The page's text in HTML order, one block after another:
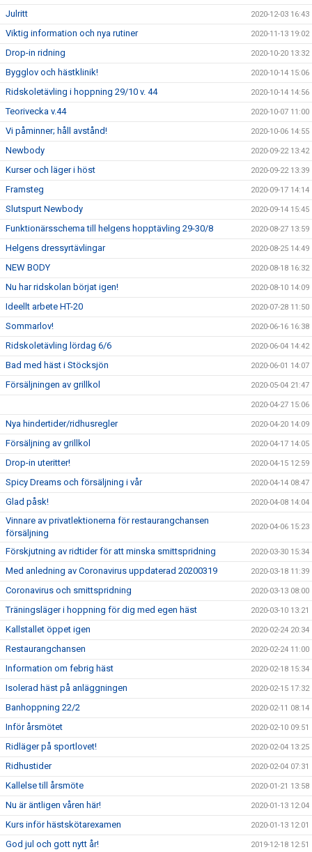
Julritt 2020-12-03 16:43
Viktig information och nya rutiner 2020-11-13 19:02
Drop-in ridning 2020-10-20 13:32
Bygglov och hästklinik! 2020-10-14 15:06
Ridskoletävling i hoppning 29/10 v. 44 2020-10-14 14:56
Teorivecka v.44 2020-10-07 11:00
Vi påminner; håll avstånd! 2020-10-06 14:55
Newbody 2020-09-22 13:42
Kurser och läger i höst 2020-09-22 13:39
Framsteg 2020-09-17 14:14
Slutspurt Newbody 2020-09-14 15:45
Funktionärsschema till helgens hopptävling 29-30/8 2020-08-27 13:59
Helgens dressyrtävlingar 2020-08-25 14:49
NEW BODY 2020-08-18 16:32
Nu har ridskolan börjat igen! 2020-08-10 14:09
Ideellt arbete HT-20 2020-07-28 11:50
Sommarlov! 2020-06-16 16:38
Ridskoletävling lördag 6/6 2020-06-04 14:42
Bad med häst i Stöcksjön 2020-06-01 14:07
Försäljningen av grillkol 2020-05-04 21:47
2020-04-27 15:06
Nya hindertider/ridhusregler 2020-04-20 14:09
Försäljning av grillkol 2020-04-17 14:05
Drop-in uteritter! 2020-04-15 12:59
Spicy Dreams och försäljning i vår 2020-04-14 08:47
Glad påsk! 2020-04-08 14:04
Vinnare av privatlektionerna för restaurangchansen
försäljning
2020-04-06 15:23
Förskjutning av ridtider för att minska smittspridning 2020-03-30 15:34
Med anledning av Coronavirus uppdaterad 20200319 2020-03-18 11:39
Coronavirus och smittspridning 2020-03-13 08:00
Träningsläger i hoppning för dig med egen häst 2020-03-10 13:21
Kallstallet öppet igen 2020-02-24 20:34
Restaurangchansen 2020-02-24 11:00
Information om febrig häst 2020-02-18 15:34
Isolerad häst på anläggningen 2020-02-15 17:32
Banhoppning 22/2 2020-02-11 08:14
Inför årsmötet 2020-02-10 09:51
Ridläger på sportlovet! 2020-02-04 13:25
Ridhustider 2020-02-04 07:31
Kallelse till årsmöte 2020-01-21 13:58
Nu är äntligen våren här! 2020-01-13 12:04
Kurs inför hästskötarexamen 2020-01-13 12:01
God jul och gott nytt år! 2019-12-18 12:51